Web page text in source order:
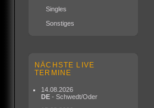
Singles
Sonstiges
NÄCHSTE LIVE
TERMINE
14.08.2026
DE - Schwedt/Oder